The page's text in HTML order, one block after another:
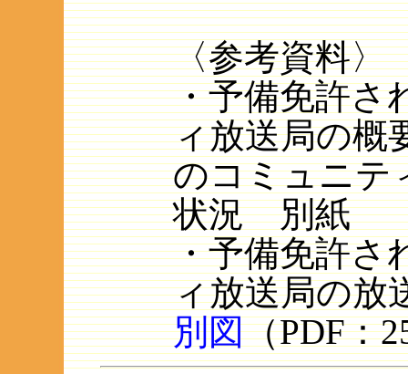
〈参考資料〉
・予備免許さ
ィ放送局の概
のコミュニテ
状況 別紙
・予備免許さ
ィ放送局の
別図（PDF：